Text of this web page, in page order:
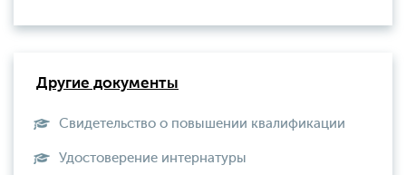
Другие документы
Свидетельство о повышении квалификации
Удостоверение интернатуры